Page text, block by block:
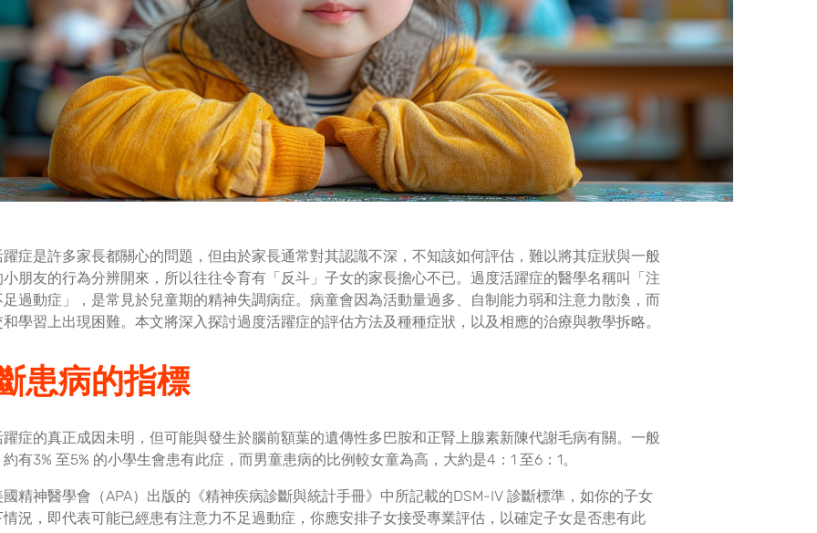
躍症是許多家長都關心的問題，但由於家長通常對其認識不深，不知該如何評估，難以將其症狀與一般
朋友的行為分辨開來，所以往往令育有「反斗」子女的家長擔心不已。過度活躍症的醫學名稱叫「注
過動症」，是常見於兒童期的精神失調病症。病童會因為活動量過多、自制能力弱和注意力散渙，而
學習上出現困難。本文將深入探討過度活躍症的評估方法及種種症狀，以及相應的治療與教學拆略。
患病的指標
躍症的真正成因未明，但可能與發生於腦前額葉的遺傳性多巴胺和正腎上腺素新陳代謝毛病有關。一般
有3% 至5% 的小學生會患有此症，而男童患病的比例較女童為高，大約是4：1 至6：1。
精神醫學會（APA）出版的《精神疾病診斷與統計手冊》中所記載的DSM-IV 診斷標準，如你的子女
情況，即代表可能已經患有注意力不足過動症，你應安排子女接受專業評估，以確定子女是否患有此